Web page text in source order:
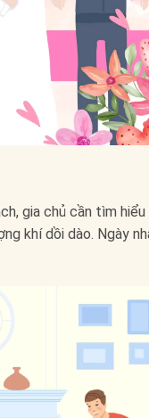
gia chủ cần tìm hiểu
khí dồi dào. Ngày